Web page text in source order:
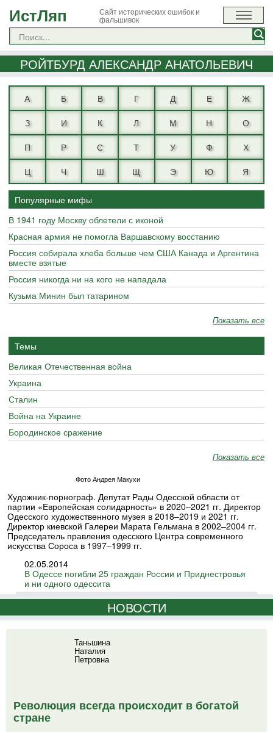
ИстЛяп Сайт исторических ошибок и
фальшивок
РОЙТБУРД АЛЕКСАНДР АНАТОЛЬЕВИЧ
А Б В Г Д Е
Ж
З
И К Л М Н
О
П
Р С Т У Ф
Х
Ц
Ч Ш Щ Э Ю Я
Популярные мифы
В 1941 году Москву облетели с иконой
Красная армия не помогла Варшавскому восстанию
Россия собирала хлеба больше чем США Канада и Аргентина
вместе взятые
Россия никогда ни на кого не нападала
Кузьма Минин был татарином
Показать все
Темы
Великая Отечественная война
Украина
Сталин
Война на Украине
Бородинское сражение
Показать все
Фото Андрея Макухи
Художник-порнограф. Депутат Рады Одесской области от
партии «Европейская солидарность» в 2020–2021 гг. Директор
Одесского художественного музея в 2018–2019 и 2021 гг.
Директор киевской Галереи Марата Гельмана в 2002–2004 гг.
Председатель правления одесского Центра современного
искусства Сороса в 1997–1999 гг.
02.05.2014
В Одессе погибли 25 граждан России и Приднестровья
и ни одного одессита
НОВОСТИ
Таньшина
Наталия
Петровна
Революция всегда происходит в богатой
стране